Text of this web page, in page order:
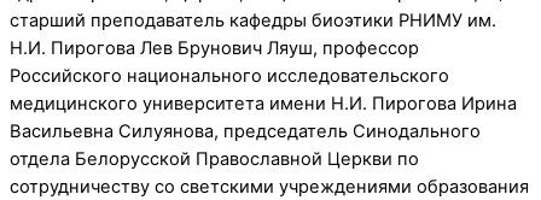
старший преподаватель кафедры биоэтики РНИМУ им.
Н.И. Пирогова Лев Брунович Ляуш, профессор
Российского национального исследовательского
медицинского университета имени Н.И. Пирогова Ирина
Васильевна Силуянова, председатель Синодального
отдела Белорусской Православной Церкви по
сотрудничеству со светскими учреждениями образования